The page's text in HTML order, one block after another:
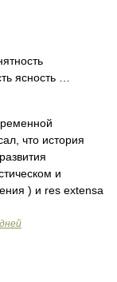
ясность …
что история
и
) и res extensa